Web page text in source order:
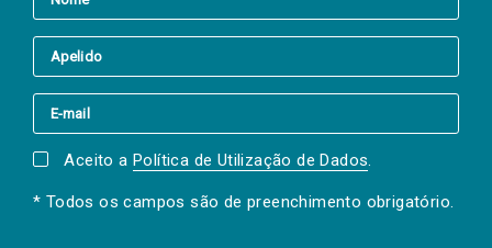
Aceito a Política de Utilização de Dados.
* Todos os campos são de preenchimento obrigatório.